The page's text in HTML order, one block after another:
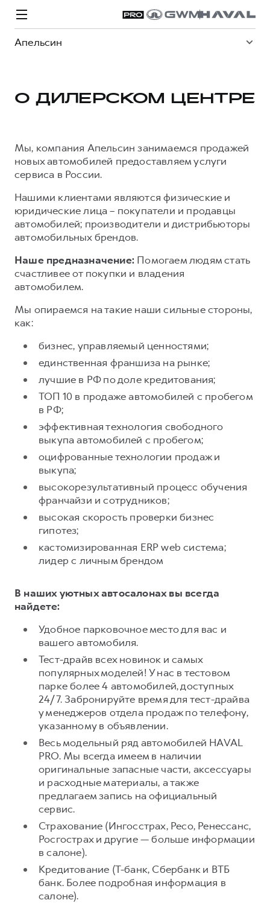
Апельсин
H3
от 2 499 000 ₽
H5
H7
ВЫБОР И ПОКУПКА
Автомобили в наличии
Конфигуратор HAVAL
Аксессуары HAVAL
Программа «HAVAL Защита+»
Тест-драйв
Трейд-ин
КРЕДИТ И СТРАХОВАНИЕ
Кредитный калькулятор
Страхование
Кредит
КОРПОРАТИВНЫМ КЛИЕНТАМ
Для малого бизнеса
Корпоративным клиентам
Крупным корпоративным клиентам
Система управления автопарком
Сервис для корпоративных клиентов
HAVAL Лизинг
АКСЕССУАРЫ HAVAL
Коллекция PRO
Коллекция Базовая
Коллекция Детская
Все о сервисе
Запись на сервис
Моторное масло
СЕРВИСНОЕ ОБСЛУЖИВАНИЕ
Нулевое ТО
Программа «Помощь на дороге»
Регламенты технического обслуживания
Электронный ПТС
ПОДДЕРЖКА
GWM Безопасность
Гарантия HAVAL
Мобильное приложение GWM
Программа «HAVAL Защита+»
Руководства по эксплуатации
Подписки
АКСЕССУАРЫ HAVAL
Коллекция PRO
Коллекция Детская
СПЕЦПРЕДЛОЖЕНИЯ
Покупателям
Владельцам
БРЕНД HAVAL
О бренде
Новости
О GWM
ИНФОРМАЦИЯ О ДИЛЕРЕ
О дилере
Наша команда
Контакты
О ДИЛЕРСКОМ ЦЕНТРЕ
Мы, компания Апельсин занимаемся продажей
новых автомобилей предоставляем услуги
сервиса в России.
Нашими клиентами являются физические и
юридические лица – покупатели и продавцы
автомобилей; производители и дистрибьюторы
автомобильных брендов.
Наше предназначение: Помогаем людям стать
счастливее от покупки и владения
автомобилем.
Мы опираемся на такие наши сильные стороны,
как:
бизнес, управляемый ценностями;
единственная франшиза на рынке;
лучшие в РФ по доле кредитования;
ТОП 10 в продаже автомобилей с пробегом
в РФ;
эффективная технология свободного
выкупа автомобилей с пробегом;
оцифрованные технологии продаж и
выкупа;
высокорезультативный процесс обучения
франчайзи и сотрудников;
высокая скорость проверки бизнес
гипотез;
кастомизированная ERP web система;
лидер с личным брендом
В наших уютных автосалонах вы всегда
найдете:
Удобное парковочное место для вас и
вашего автомобиля.
Тест-драйв всех новинок и самых
популярных моделей! У нас в тестовом
парке более 4 автомобилей, доступных
24/7. Забронируйте время для тест-драйва
у менеджеров отдела продаж по телефону,
указанному в объявлении.
Весь модельный ряд автомобилей HAVAL
PRO. Мы всегда имеем в наличии
оригинальные запасные части, аксессуары
и расходные материалы, а также
предлагаем запись на официальный
сервис.
Страхование (Ингосстрах, Ресо, Ренессанс,
Росгострах и другие — больше информации
в салоне).
Кредитование (Т-банк, Сбербанк и ВТБ
банк. Более подробная информация в
салоне).